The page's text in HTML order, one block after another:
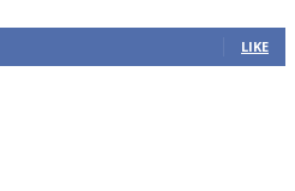
LIKE